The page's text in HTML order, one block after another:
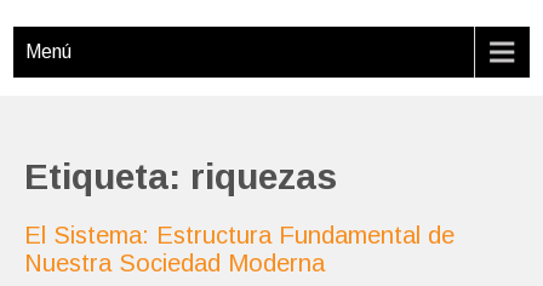
Menú
Etiqueta: riquezas
El Sistema: Estructura Fundamental de
Nuestra Sociedad Moderna